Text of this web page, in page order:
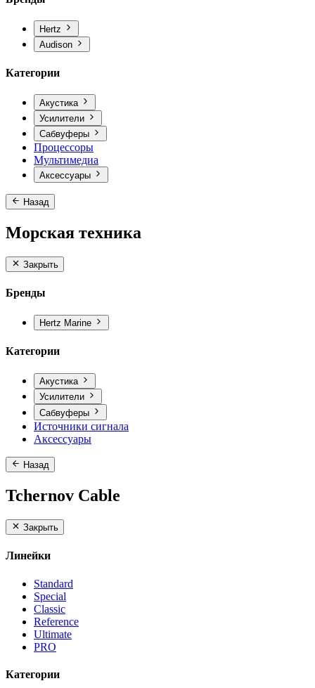
Hertz
Audison
Категории
Акустика
Усилители
Сабвуферы
Процессоры
Мультимедиа
Аксессуары
Назад
Морская техника
Закрыть
Бренды
Hertz Marine
Категории
Акустика
Усилители
Сабвуферы
Источники сигнала
Аксессуары
Назад
Tchernov Cable
Закрыть
Линейки
Standard
Special
Classic
Reference
Ultimate
PRO
Категории